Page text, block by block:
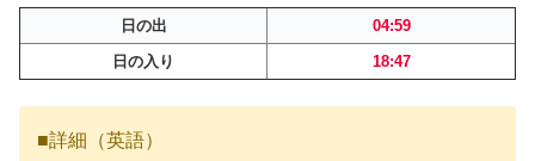
日の出
04:59
日の入り
18:47
■詳細（英語）